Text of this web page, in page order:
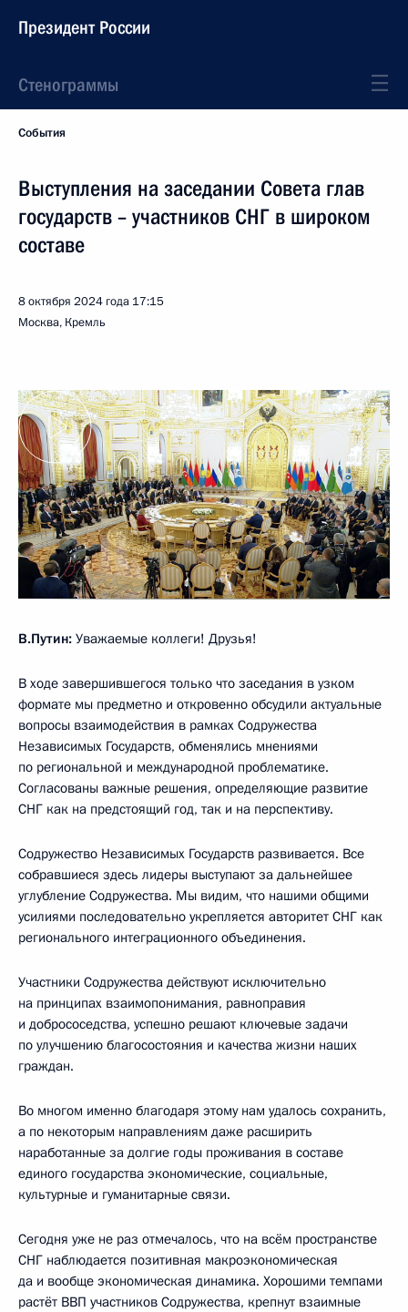
Президент России
Стенограммы
События
Выступления на заседании Совета глав
государств – участников СНГ в широком
составе
8 октября 2024 года 17:15
Москва, Кремль
В.Путин: Уважаемые коллеги! Друзья!
В ходе завершившегося только что заседания в узком
формате мы предметно и откровенно обсудили актуальные
вопросы взаимодействия в рамках Содружества
Независимых Государств, обменялись мнениями
по региональной и международной проблематике.
Согласованы важные решения, определяющие развитие
СНГ как на предстоящий год, так и на перспективу.
Содружество Независимых Государств развивается. Все
собравшиеся здесь лидеры выступают за дальнейшее
углубление Содружества. Мы видим, что нашими общими
усилиями последовательно укрепляется авторитет СНГ как
регионального интеграционного объединения.
Участники Содружества действуют исключительно
на принципах взаимопонимания, равноправия
и добрососедства, успешно решают ключевые задачи
по улучшению благосостояния и качества жизни наших
граждан.
Во многом именно благодаря этому нам удалось сохранить,
а по некоторым направлениям даже расширить
наработанные за долгие годы проживания в составе
единого государства экономические, социальные,
культурные и гуманитарные связи.
Сегодня уже не раз отмечалось, что на всём пространстве
СНГ наблюдается позитивная макроэкономическая
да и вообще экономическая динамика. Хорошими темпами
растёт ВВП участников Содружества, крепнут взаимные